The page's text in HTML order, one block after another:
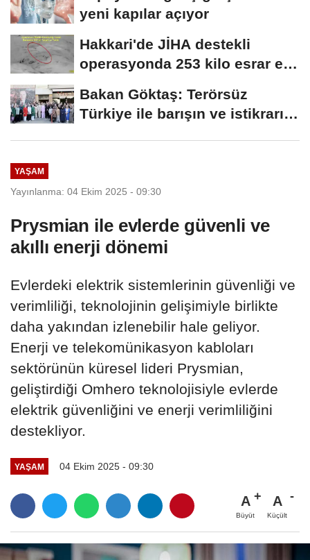
yeni kapılar açıyor
Hakkari'de JİHA destekli
operasyonda 253 kilo esrar ele
Bakan Göktaş: Terörsüz
Türkiye ile barışın ve istikrarın
YAŞAM
Yayınlanma: 04 Ekim 2025 - 09:30
Prysmian ile evlerde güvenli ve
akıllı enerji dönemi
Evlerdeki elektrik sistemlerinin güvenliği ve
verimliliği, teknolojinin gelişimiyle birlikte
daha yakından izlenebilir hale geliyor.
Enerji ve telekomünikasyon kabloları
sektörünün küresel lideri Prysmian,
geliştirdiği Omhero teknolojisiyle evlerde
elektrik güvenliğini ve enerji verimliliğini
destekliyor.
YAŞAM 04 Ekim 2025 - 09:30
A
Büyüt
A
Küçült